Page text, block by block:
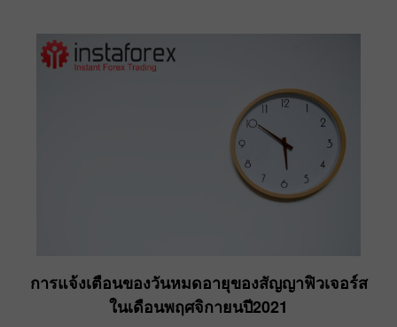
การแจ้งเตือนของวันหมดอายุของสัญญาฟิวเจอร์ส
ในเดือนพฤศจิกายนปี2021